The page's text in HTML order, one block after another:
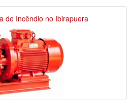
de Incêndio no Ibirapuera